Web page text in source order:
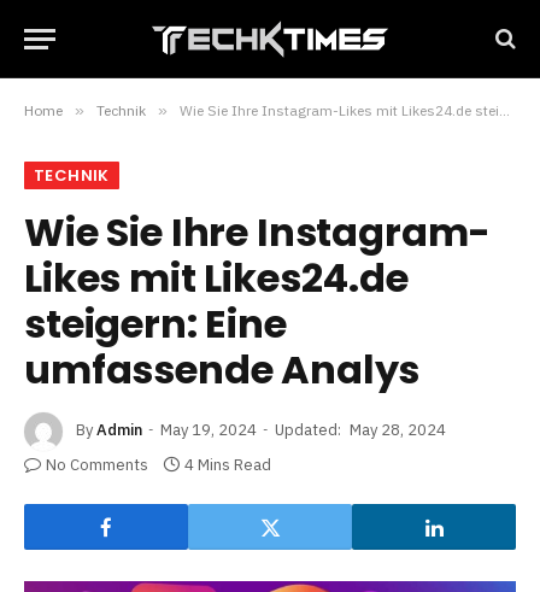
Home » Technik » Wie Sie Ihre Instagram-Likes mit Likes24.de steigern: Eine umfassende Analys
TECHNIK
Wie Sie Ihre Instagram-
Likes mit Likes24.de
steigern: Eine
umfassende Analys
ByAdmin May 19, 2024 Updated: May 28, 2024
No Comments
4 Mins Read